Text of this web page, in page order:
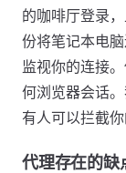
的咖啡厅登录
份将笔记本电
监视你的连接
何浏览器会话
有人可以拦截你
代理存在的缺